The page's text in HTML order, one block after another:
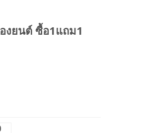
งยนต์ ซื้อ1แถม1